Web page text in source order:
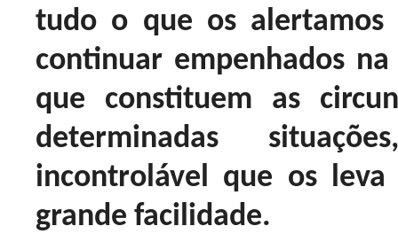
tudo o que os
continuar empenhados
que constituem as
determinadas
incontrolável que os
grande facilidade.